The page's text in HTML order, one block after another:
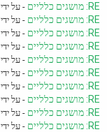
RE: מושגים כלליים - על ידי
RE: מושגים כלליים - על ידי
RE: מושגים כלליים - על ידי
RE: מושגים כלליים - על ידי
RE: מושגים כלליים - על ידי
RE: מושגים כלליים - על ידי
RE: מושגים כלליים - על ידי
RE: מושגים כלליים - על ידי
RE: מושגים כלליים - על ידי
RE: מושגים כלליים - על ידי